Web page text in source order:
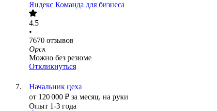
Яндекс Команда для бизнеса
4.5
•
7670 отзывов
Орск
Можно без резюме
Откликнуться
Начальник цеха
от 120 000 ₽ за месяц, на руки
Опыт 1-3 года